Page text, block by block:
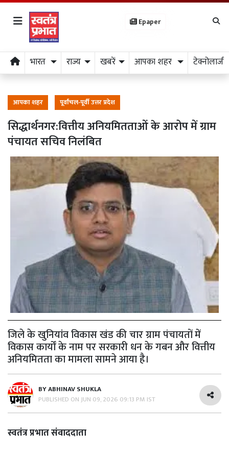
Epaper
भारत राज्य खबरें आपका शहर टेक्नोलाजी
आपका शहर पूर्वांचल-पूर्वी उत्तर प्रदेश
सिद्धार्थनगर:वित्तीय अनियमितताओं के आरोप में ग्राम
पंचायत सचिव निलंबित
जिले के खुनियांव विकास खंड की चार ग्राम पंचायतों में
विकास कार्यों के नाम पर सरकारी धन के गबन और वित्तीय
अनियमितता का मामला सामने आया है।
BYABHINAV SHUKLA
PUBLISHED ONJUN 09, 2026 09:13 PM IST
स्वतंत्र प्रभात संवाददाता